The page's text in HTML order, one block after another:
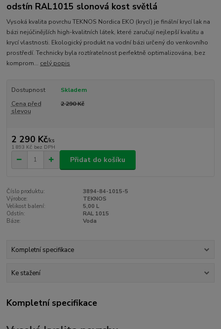
odstín RAL1015 slonová kost světlá
Vysoká kvalita povrchu TEKNOS Nordica EKO (krycí) je finální krycí lak na
bázi nejúčinějších high-kvalitních látek, které zaručují nejlepší kvalitu a
krycí vlastnosti. Ekologický produkt na vodní bázi určený do venkovního
prostředí. Technicky byla roztíratelnost perfektně optimalizována, bez
komprom... celý popis
Dostupnost
Skladem
Cena před
slevou
2 290 Kč
2 290 Kč/ks
1 893 Kč bez DPH
Přidat do košíku
Číslo produktu:
3894-84-1015-5
Výrobce:
TEKNOS
Velikost balení:
5,00 L
Odstín:
RAL 1015
Báze:
Voda
Kompletní specifikace
Ke stažení
Kompletní specifikace